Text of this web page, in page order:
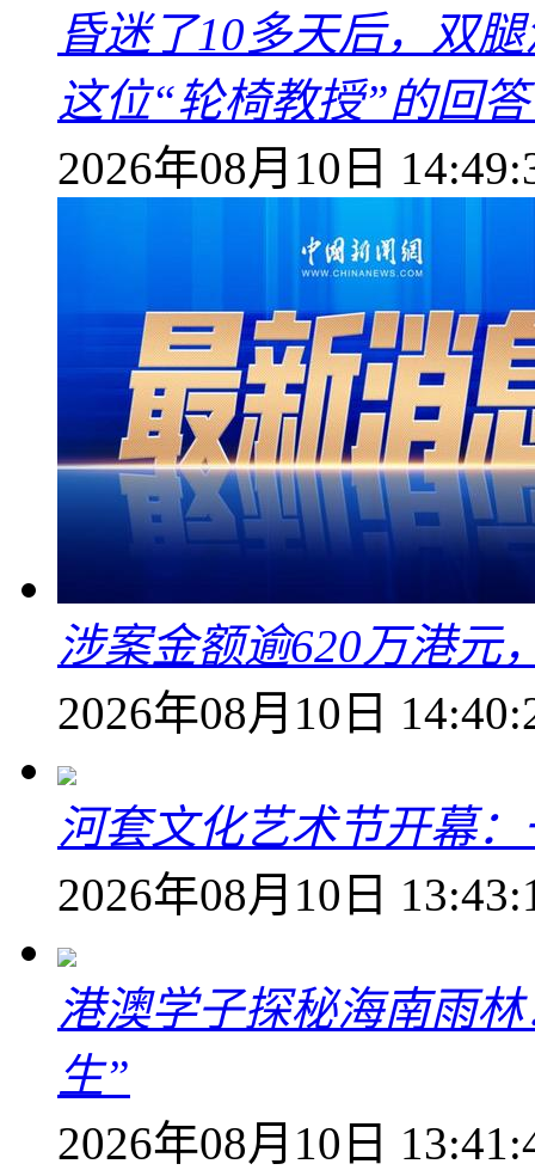
昏迷了10多天后，双
这位“轮椅教授”的回
2026年08月10日
涉案金额逾620万港元
2026年08月10日
河套文化艺术节开幕
2026年08月10日
港澳学子探秘海南雨
生”
2026年08月10日